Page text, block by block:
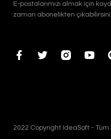
E-postalarımızı almak için
zaman abonelikten
2022 Copyright IdeaSoft - Tüm